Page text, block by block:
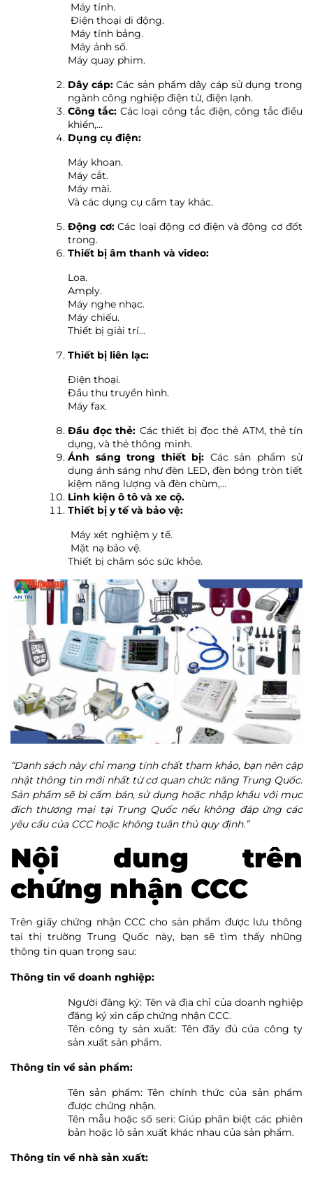
Máy tính.
Điện thoại di động.
Máy tính bảng.
Máy ảnh số.
Máy quay phim.
Dây cáp:Các sản phẩm dây cáp sử dụng trong
ngành công nghiệp điện tử, điện lạnh.
Công tắc: Các loại công tắc điện, công tắc điều
khiển,…
Dụng cụ điện:
Máy khoan.
Máy cắt.
Máy mài.
Và các dụng cụ cầm tay khác.
Động cơ: Các loại động cơ điện và động cơ đốt
trong.
Thiết bị âm thanh và video:
Loa.
Amply.
Máy nghe nhạc.
Máy chiếu.
Thiết bị giải trí…
Thiết bị liên lạc:
Điện thoại.
Đầu thu truyền hình.
Máy fax.
Đầu đọc thẻ: Các thiết bị đọc thẻ ATM, thẻ tín
dụng, và thẻ thông minh.
Ánh sáng trong thiết bị: Các sản phẩm sử
dụng ánh sáng như đèn LED, đèn bóng tròn tiết
kiệm năng lượng và đèn chùm,…
Linh kiện ô tô và xe cộ.
Thiết bị y tế và bảo vệ:
Máy xét nghiệm y tế.
Mặt nạ bảo vệ.
Thiết bị chăm sóc sức khỏe.
“Danh sách này chỉ mang tính chất tham khảo, bạn nên cập
nhật thông tin mới nhất từ cơ quan chức năng Trung Quốc.
Sản phẩm sẽ bị cấm bán, sử dụng hoặc nhập khẩu với mục
đích thương mại tại Trung Quốc nếu không đáp ứng các
yêu cầu của CCC hoặc không tuân thủ quy định.”
Nội dung trên
chứng nhận CCC
Trên giấy chứng nhận CCC cho sản phẩm được lưu thông
tại thị trường Trung Quốc này, bạn sẽ tìm thấy những
thông tin quan trọng sau:
Thông tin về doanh nghiệp:
Người đăng ký: Tên và địa chỉ của doanh nghiệp
đăng ký xin cấp chứng nhận CCC.
Tên công ty sản xuất: Tên đầy đủ của công ty
sản xuất sản phẩm.
Thông tin về sản phẩm:
Tên sản phẩm: Tên chính thức của sản phẩm
được chứng nhận.
Tên mẫu hoặc số seri: Giúp phân biệt các phiên
bản hoặc lô sản xuất khác nhau của sản phẩm.
Thông tin về nhà sản xuất: